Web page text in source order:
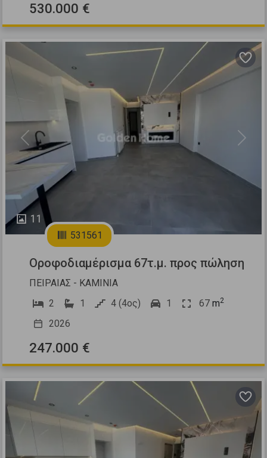
530.000 €
11
Previous Next
531561
Οροφοδιαμέρισμα 67τ.μ. προς πώληση
ΠΕΙΡΑΙΑΣ - ΚΑΜΙΝΙΑ
2
1 4 (4ος) 1 67 m2
2026
247.000 €